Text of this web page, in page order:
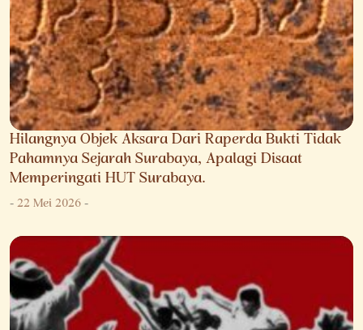
Hilangnya Objek Aksara Dari Raperda Bukti Tidak
Pahamnya Sejarah Surabaya, Apalagi Disaat
Memperingati HUT Surabaya.
-22 Mei 2026-